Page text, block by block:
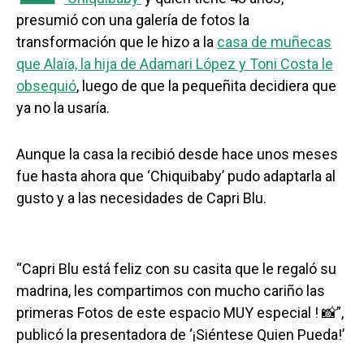
presumió con una galería de fotos la
transformación que le hizo a la casa de muñecas
que Alaïa, la hija de Adamari López y Toni Costa le
obsequió, luego de que la pequeñita decidiera que
ya no la usaría.
Aunque la casa la recibió desde hace unos meses
fue hasta ahora que ‘Chiquibaby’ pudo adaptarla al
gusto y a las necesidades de Capri Blu.
“Capri Blu está feliz con su casita que le regaló su
madrina, les compartimos con mucho cariño las
primeras Fotos de este espacio MUY especial ! 📸”,
publicó la presentadora de ‘¡Siéntese Quien Pueda!’